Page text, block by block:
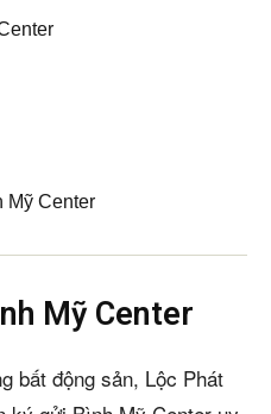
Mỹ Center
Mỹ Center
bất động sản, Lộc Phát